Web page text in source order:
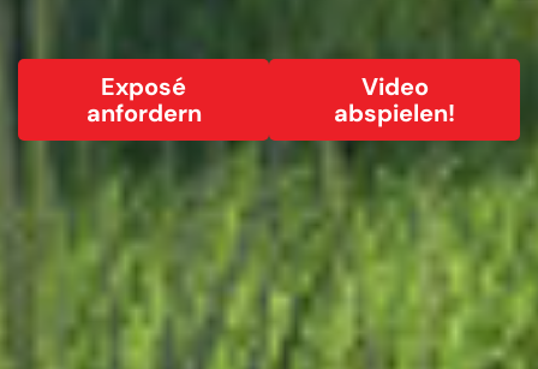
Exposé
anfordern
Video
abspielen!